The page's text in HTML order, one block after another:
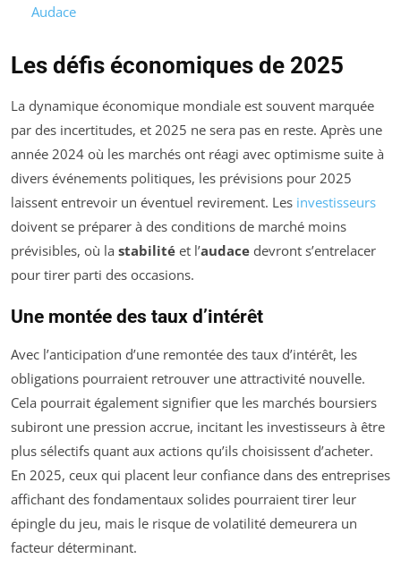
Audace
Les défis économiques de 2025
La dynamique économique mondiale est souvent marquée
par des incertitudes, et 2025 ne sera pas en reste. Après une
année 2024 où les marchés ont réagi avec optimisme suite à
divers événements politiques, les prévisions pour 2025
laissent entrevoir un éventuel revirement. Les investisseurs
doivent se préparer à des conditions de marché moins
prévisibles, où la stabilité et l’audace devront s’entrelacer
pour tirer parti des occasions.
Une montée des taux d’intérêt
Avec l’anticipation d’une remontée des taux d’intérêt, les
obligations pourraient retrouver une attractivité nouvelle.
Cela pourrait également signifier que les marchés boursiers
subiront une pression accrue, incitant les investisseurs à être
plus sélectifs quant aux actions qu’ils choisissent d’acheter.
En 2025, ceux qui placent leur confiance dans des entreprises
affichant des fondamentaux solides pourraient tirer leur
épingle du jeu, mais le risque de volatilité demeurera un
facteur déterminant.